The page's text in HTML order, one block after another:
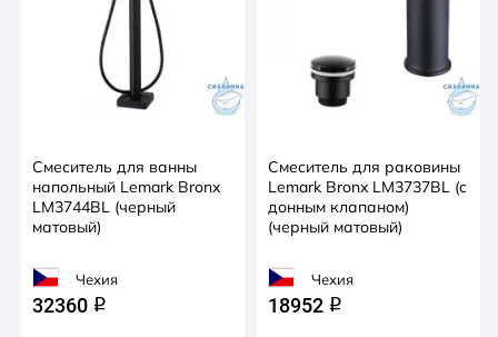
Смеситель для ванны
напольный Lemark Bronx
LM3744BL (черный
матовый)
Чехия
32360 q
Смеситель для раковины
Lemark Bronx LM3737BL (с
донным клапаном)
(черный матовый)
Чехия
18952 q